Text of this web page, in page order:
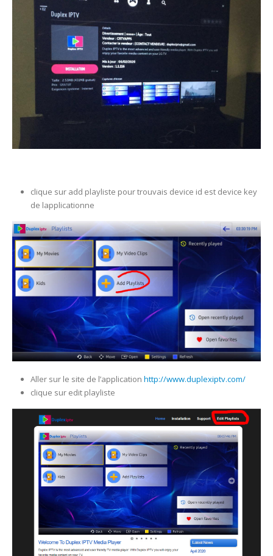
clique sur add playliste pour trouvais device id est device key
de lapplicationne
Aller sur le site de l’application http://www.duplexiptv.com/
clique sur edit playliste